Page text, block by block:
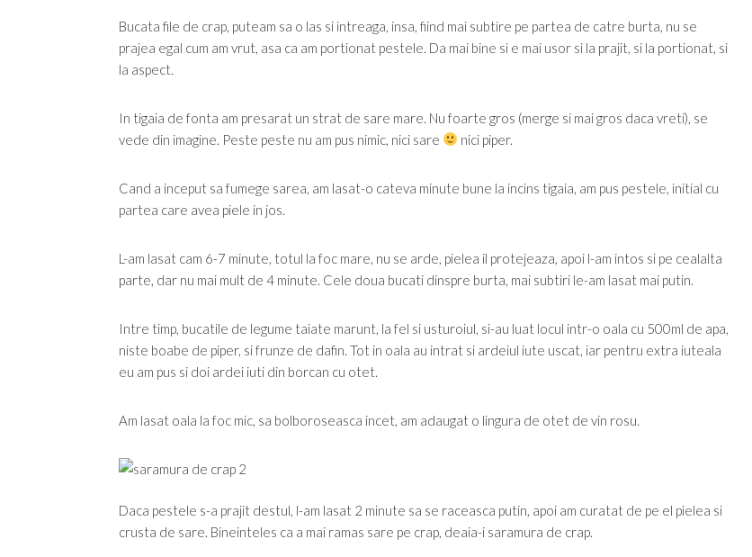
Bucata file de crap, puteam sa o las si intreaga, insa, fiind mai subtire pe partea de catre burta, nu se
prajea egal cum am vrut, asa ca am portionat pestele. Da mai bine si e mai usor si la prajit, si la portionat, si
la aspect.
In tigaia de fonta am presarat un strat de sare mare. Nu foarte gros (merge si mai gros daca vreti), se
vede din imagine. Peste peste nu am pus nimic, nici sare
nici piper.
Cand a inceput sa fumege sarea, am lasat-o cateva minute bune la incins tigaia, am pus pestele, initial cu
partea care avea piele in jos.
L-am lasat cam 6-7 minute, totul la foc mare, nu se arde, pielea il protejeaza, apoi l-am intos si pe cealalta
parte, dar nu mai mult de 4 minute. Cele doua bucati dinspre burta, mai subtiri le-am lasat mai putin.
Intre timp, bucatile de legume taiate marunt, la fel si usturoiul, si-au luat locul intr-o oala cu 500ml de apa,
niste boabe de piper, si frunze de dafin. Tot in oala au intrat si ardeiul iute uscat, iar pentru extra iuteala
eu am pus si doi ardei iuti din borcan cu otet.
Am lasat oala la foc mic, sa bolboroseasca incet, am adaugat o lingura de otet de vin rosu.
Daca pestele s-a prajit destul, l-am lasat 2 minute sa se raceasca putin, apoi am curatat de pe el pielea si
crusta de sare. Bineinteles ca a mai ramas sare pe crap, deaia-i saramura de crap.